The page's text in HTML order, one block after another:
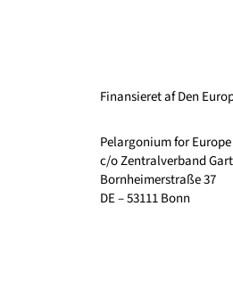
Finansieret af Den
Pelargonium for Europe
c/o Zentralverband
Bornheimerstraße 37
DE – 53111 Bonn